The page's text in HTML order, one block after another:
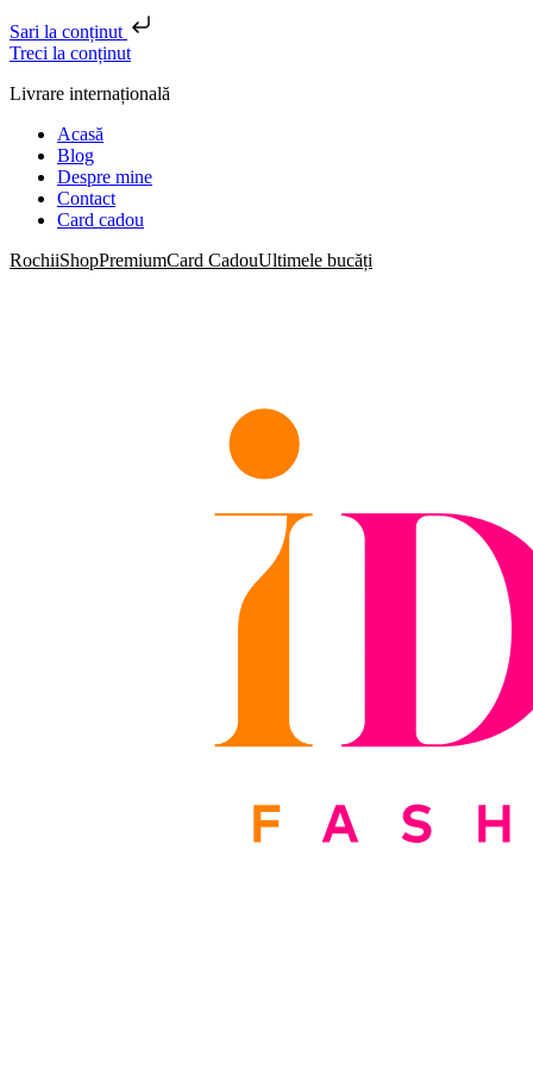
Sari la conținut
Treci la conținut
Livrare internațională
Acasă
Blog
Despre mine
Contact
Card cadou
RochiiShopPremiumCard CadouUltimele bucăți